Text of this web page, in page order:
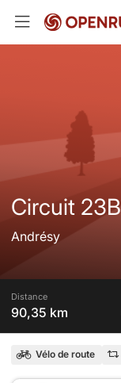
Circuit 23B
Andrésy
Distance
90,35 km
Vélo de route